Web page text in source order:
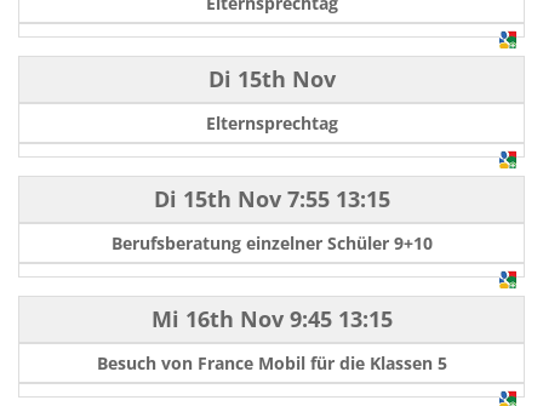
Di 15th Nov
Elternsprechtag
Di 15th Nov7:55 13:15
Berufsberatung einzelner Schüler 9+10
Mi 16th Nov9:45 13:15
Besuch von France Mobil für die Klassen 5